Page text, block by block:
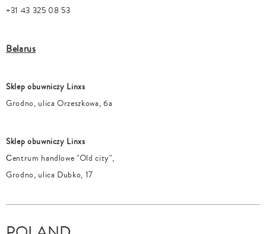
+31 43 325 08 53
Belarus
Sklep obuwniczy Linxs
Grodno, ulica Orzeszkowa, 6a
Sklep obuwniczy Linxs
Сentrum handlowe "Old city",
Grodno, ulica Dubko, 17